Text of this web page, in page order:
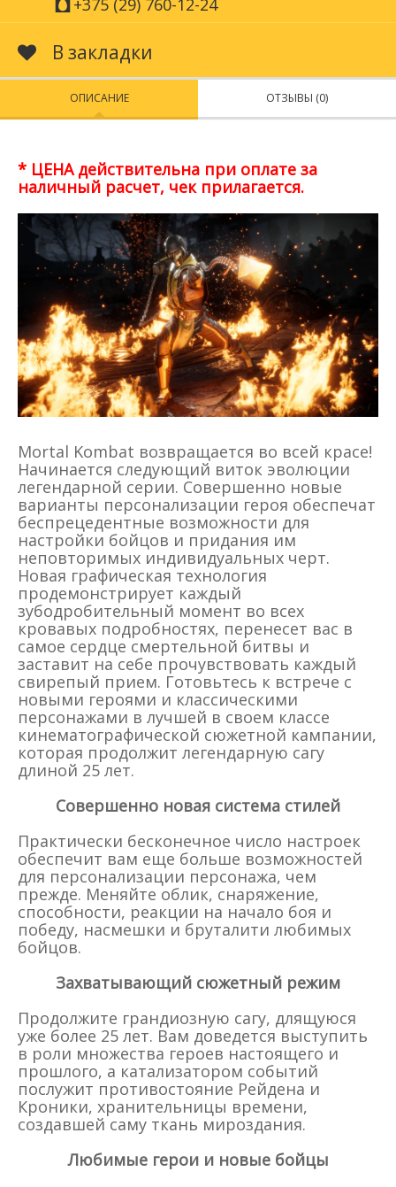
+375 (29) 760-12-24
В закладки
ОПИСАНИЕ ОТЗЫВЫ (0)
* ЦЕНА действительна при оплате за
наличный расчет, чек прилагается.
Mortal Kombat возвращается во всей красе!
Начинается следующий виток эволюции
легендарной серии. Совершенно новые
варианты персонализации героя обеспечат
беспрецедентные возможности для
настройки бойцов и придания им
неповторимых индивидуальных черт.
Новая графическая технология
продемонстрирует каждый
зубодробительный момент во всех
кровавых подробностях, перенесет вас в
самое сердце смертельной битвы и
заставит на себе прочувствовать каждый
свирепый прием. Готовьтесь к встрече с
новыми героями и классическими
персонажами в лучшей в своем классе
кинематографической сюжетной кампании,
которая продолжит легендарную сагу
длиной 25 лет.
Совершенно новая система стилей
Практически бесконечное число настроек
обеспечит вам еще больше возможностей
для персонализации персонажа, чем
прежде. Меняйте облик, снаряжение,
способности, реакции на начало боя и
победу, насмешки и бруталити любимых
бойцов.
Захватывающий сюжетный режим
Продолжите грандиозную сагу, длящуюся
уже более 25 лет. Вам доведется выступить
в роли множества героев настоящего и
прошлого, а катализатором событий
послужит противостояние Рейдена и
Кроники, хранительницы времени,
создавшей саму ткань мироздания.
Любимые герои и новые бойцы